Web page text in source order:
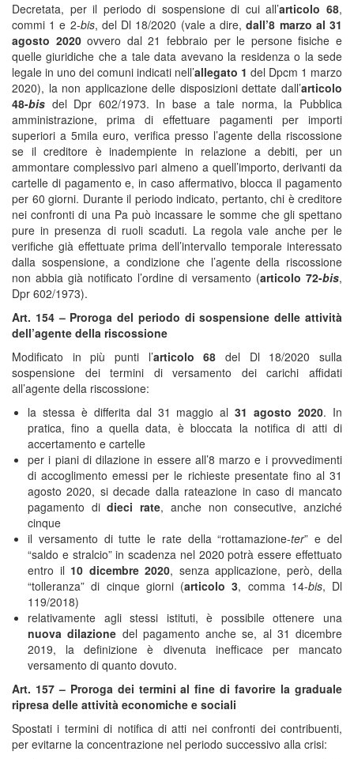
Decretata, per il periodo di sospensione di cui all’articolo 68,
commi 1 e 2-bis, del Dl 18/2020 (vale a dire,dall’8 marzo al 31
agosto 2020ovvero dal 21 febbraio per le persone fisiche e
quelle giuridiche che a tale data avevano la residenza o la sede
legale in uno dei comuni indicati nell’allegato 1 del Dpcm 1 marzo
2020), la non applicazione delle disposizioni dettate dall’articolo
48-bis del Dpr 602/1973. In base a tale norma, la Pubblica
amministrazione, prima di effettuare pagamenti per importi
superiori a 5mila euro, verifica presso l’agente della riscossione
se il creditore è inadempiente in relazione a debiti, per un
ammontare complessivo pari almeno a quell’importo, derivanti da
cartelle di pagamento e, in caso affermativo, blocca il pagamento
per 60 giorni. Durante il periodo indicato, pertanto, chi è creditore
nei confronti di una Pa può incassare le somme che gli spettano
pure in presenza di ruoli scaduti. La regola vale anche per le
verifiche già effettuate prima dell’intervallo temporale interessato
dalla sospensione, a condizione che l’agente della riscossione
non abbia già notificato l’ordine di versamento (articolo 72-bis,
Dpr 602/1973).
Art. 154 – Proroga del periodo di sospensione delle attività
dell’agente della riscossione
Modificato in più punti l’articolo 68del Dl 18/2020 sulla
sospensione dei termini di versamento dei carichi affidati
all’agente della riscossione:
la stessa è differita dal 31 maggio al31 agosto 2020. In
pratica, fino a quella data, è bloccata la notifica di atti di
accertamento e cartelle
per i piani di dilazione in essere all’8 marzo e i provvedimenti
di accoglimento emessi per le richieste presentate fino al 31
agosto 2020, si decade dalla rateazione in caso di mancato
pagamento didieci rate, anche non consecutive, anziché
cinque
il versamento di tutte le rate della “rottamazione-ter” e del
“saldo e stralcio” in scadenza nel 2020 potrà essere effettuato
entro il 10 dicembre 2020, senza applicazione, però, della
“tolleranza” di cinque giorni (articolo 3, comma 14-bis, Dl
119/2018)
relativamente agli stessi istituti, è possibile ottenere una
nuova dilazione del pagamento anche se, al 31 dicembre
2019, la definizione è divenuta inefficace per mancato
versamento di quanto dovuto.
Art. 157 – Proroga dei termini al fine di favorire la graduale
ripresa delle attività economiche e sociali
Spostati i termini di notifica di atti nei confronti dei contribuenti,
per evitarne la concentrazione nel periodo successivo alla crisi: